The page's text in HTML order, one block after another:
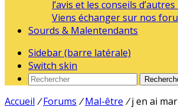
l’avis et les conseils
Viens échanger sur nos
Sourds & Malentendants
Sidebar (barre latérale)
Switch skin
Accueil / Forums / Mal-être / j en ai